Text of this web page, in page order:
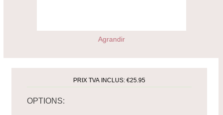
Agrandir
PRIX TVA INCLUS:€25.95
OPTIONS: